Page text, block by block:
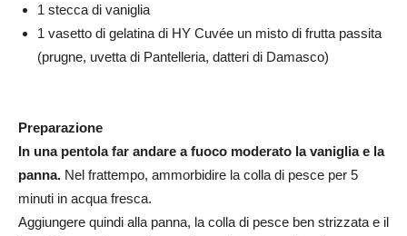
1 stecca di vaniglia
1 vasetto di gelatina di HY Cuvée un misto di frutta passita
(prugne, uvetta di Pantelleria, datteri di Damasco)
Preparazione
In una pentola far andare a fuoco moderato la vaniglia e la
panna. Nel frattempo, ammorbidire la colla di pesce per 5
minuti in acqua fresca.
Aggiungere quindi alla panna, la colla di pesce ben strizzata e il